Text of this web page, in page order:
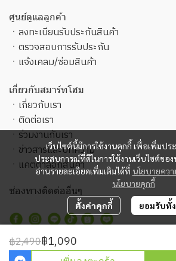
฿2,490฿1,090
เว็บไซต์นี้มีการใช้งานคุกกี้ เพื่อเพิ่มป
ประสบการณ์ที่ดีในการใช้งานเว็บไซต์ขอ
อ่านรายละเอียดเพิ่มเติมได้ที่ นโยบายคว
นโยบายคุกกี้
ตั้งค่าคุกกี้ ยอมรับทั้
ศูนย์ดูแลลูกค้า
ㆍ ลงทะเบียนรับประกันสินค้า
ㆍ ตรวจสอบการรับประกัน
ㆍ แจ้งเคลม/ซ่อมสินค้า
เกี่ยวกับสมาร์ทโฮม
ㆍ เกี่ยวกับเรา
ㆍ ติดต่อเรา
ㆍร่วมงานกับเรา
ㆍ ข่าวสารและบทความ
ㆍ แคตตาล็อกสินค้า
ช่องทางติดต่ออื่นๆ